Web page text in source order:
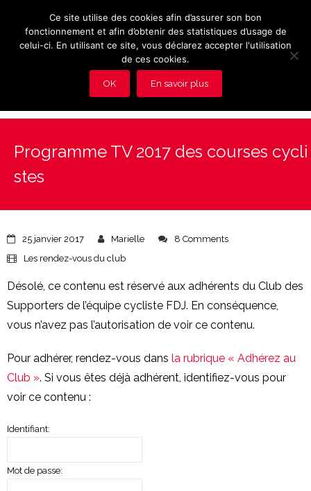
Les rendez-vous du club
Vidéos
Adhérez au Club
Programme TV 2017 des courses cycli
stes
25 janvier 2017 Marielle
8 Comments
Les rendez-vous du club
Désolé, ce contenu est réservé aux adhérents du Club des
Supporters de l’équipe cycliste FDJ. En conséquence,
vous n’avez pas l’autorisation de voir ce contenu.
Pour adhérer, rendez-vous dans la rubrique « Adhérez au
Club ». Si vous êtes déjà adhérent, identifiez-vous pour
voir ce contenu :
Identifiant:
Mot de passe:
Ce site utilise des cookies afin d’assurer son bon
fonctionnement et afin d’obtenir des statistiques d’usage de
celui-ci. En utilisant ce site, vous déclarez accepter l'utilisation
de ces cookies.
OK En savoir plus